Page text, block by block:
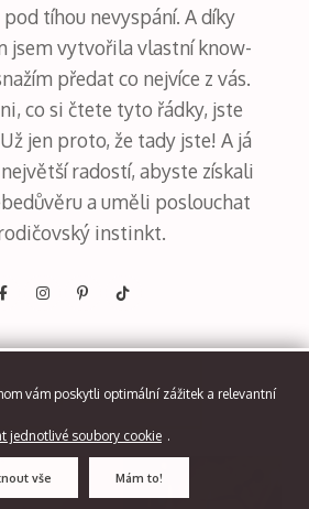
tíhou nevyspání. A díky
jsem vytvořila vlastní know-
předat co nejvíce z vás.
co si čtete tyto řádky, jste
jen proto, že tady jste! A já
radostí, abyste získali
a uměli poslouchat
instinkt.
pomoc
vám poskytli optimální zážitek a relevantní
jednotlivé soubory cookie .
vše Mám to!